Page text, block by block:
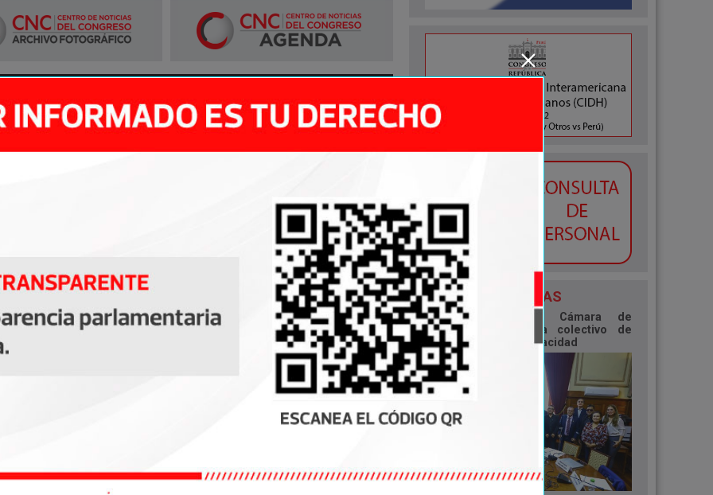
NOTICIAS
Presidente de la Cámara de
Diputados recibió a colectivo de
personas con discapacidad